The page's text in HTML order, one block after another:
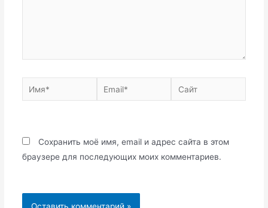
Имя* Email* Сайт
Сохранить моё имя, email и адрес сайта в этом
браузере для последующих моих комментариев.